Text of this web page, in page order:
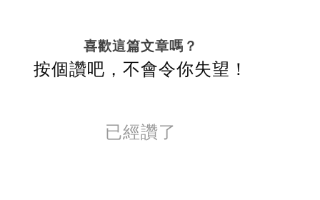
喜歡這篇文章嗎？
按個讚吧，不會令你失望！
已經讚了